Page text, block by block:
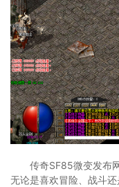
传奇SF85微变发布
无论是喜欢冒险、战斗